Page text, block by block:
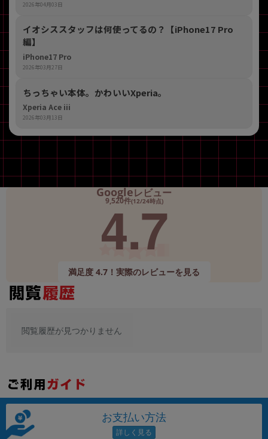
2026年04月03日
イオシススタッフは何使ってるの？【iPhone17 Pro
編】
iPhone17 Pro
2026年03月27日
ちっちゃい本体。かわいいXperia。
Xperia Ace iii
2026年03月13日
Googleレビュー
9,520件(12/24時点)
4.7
満足度 4.7！実際のレビューを見る
閲覧履歴が見つかりません
お支払い方法